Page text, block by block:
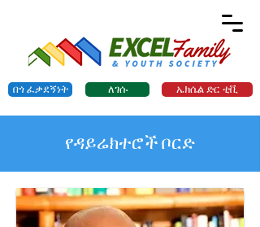
በጎ ፈቃደኝነት ለገሱ ኤክሴል ድር ቲቪ
የዳይሬክተሮች ቦርድ